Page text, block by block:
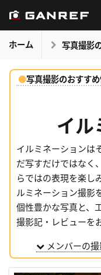
ホーム 写真撮影
写真撮影のおすす
イル
イルミネーションは
だ写すだけではなく
らではの表現を楽し
ルミネーション撮影
個性豊かな写真と、
撮影記・レビューを
メンバーの